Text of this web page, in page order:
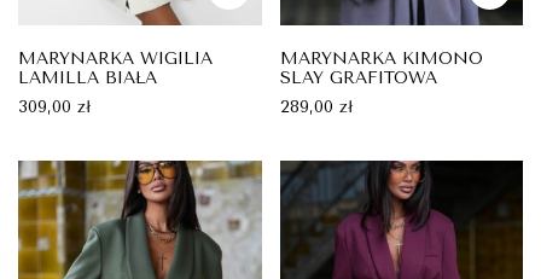
MARYNARKA WIGILIA
LAMILLA BIAŁA
309,00 zł
MARYNARKA KIMONO
SLAY GRAFITOWA
289,00 zł